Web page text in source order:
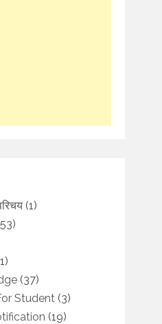
(1)
(37)
Student (3)
(19)